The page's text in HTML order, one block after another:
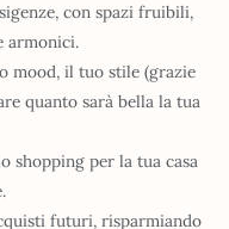
con spazi fruibili,
armonici.
mood, il tuo stile (grazie
quanto sarà bella la tua
shopping per la tua casa
futuri, risparmiando